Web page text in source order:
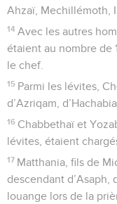
Ahzaï, Mechillémoth,
14 Avec les autres
étaient au nombre de
le chef.
15 Parmi les lévites,
d’Azriqam,
16 Chabbethaï et
lévites, étaient
17 Matthania, fils de
descendant d’Asaph,
louange lors de la